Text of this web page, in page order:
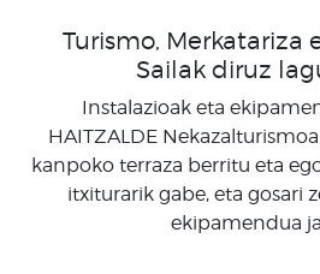
Turismo, Merkatariza
Sailak diruz
Instalazioak eta
HAITZALDE
kanpoko terraza berritu eta
itxiturarik gabe, eta gosari
ekipamendua